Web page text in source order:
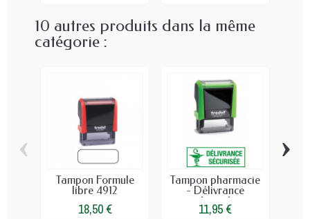
10 autres produits dans la même
catégorie :
Tampon Formule
libre 4912
18,50 €
Tampon pharmacie
- Délivrance
sécurisée
11,95 €
‹ ›